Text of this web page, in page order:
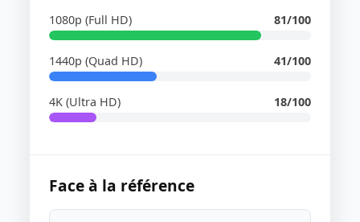
1080p (Full HD) 81/100
1440p (Quad HD) 41/100
4K (Ultra HD) 18/100
Face à la référence